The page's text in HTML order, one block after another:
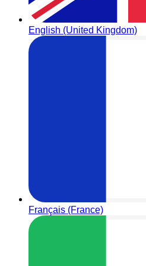
English (United Kingdom)
Français (France)